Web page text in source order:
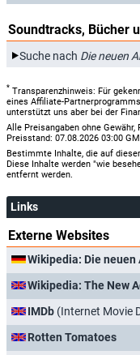
Soundtracks, Bücher
Suche nach Die neuen
* Transparenzhinweis: Für
eines Affiliate-
unterstützt uns aber bei der
Alle Preisangaben ohne
Preisstand: 07.08.2026 03:00
Bestimmte Inhalte, die auf
Diese Inhalte werden "wie
entfernt werden.
Links
Externe Websites
Wikipedia: Die
Wikipedia: The New
IMDb (Internet Movie
Rotten Tomatoes